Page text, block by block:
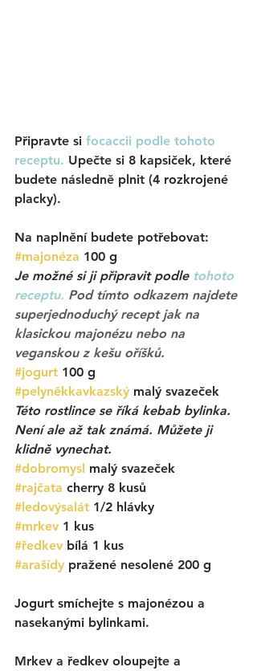
Připravte si focaccii podle tohoto
receptu. Upečte si 8 kapsiček, které
budete následně plnit (4 rozkrojené
placky).
Na naplnění budete potřebovat:
#majonéza 100 g
Je možné si ji připravit podle tohoto
receptu. Pod tímto odkazem najdete
superjednoduchý recept jak na
klasickou majonézu nebo na
veganskou z kešu oříšků.
#jogurt 100 g
#pelyněkkavkazský malý svazeček
Této rostlince se říká kebab bylinka.
Není ale až tak známá. Můžete ji
klidně vynechat.
#dobromysl malý svazeček
#rajčata cherry 8 kusů
#ledovýsalát 1/2 hlávky
#mrkev 1 kus
#ředkev bílá 1 kus
#arašídy pražené nesolené 200 g
Jogurt smíchejte s majonézou a
nasekanými bylinkami.
Mrkev a ředkev oloupejte a